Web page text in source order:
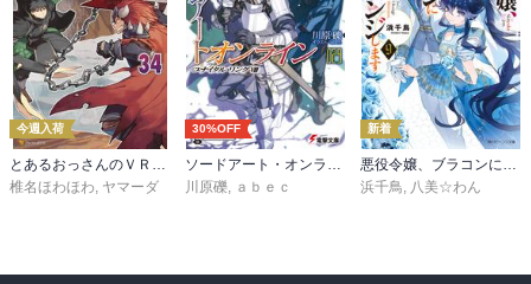
今週入荷
椎名ほわほわ ヤマーダ
30%OFF
川原礫
ａｂｅｃ
新着
浜千鳥
八美☆わん